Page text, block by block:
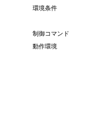
環境条件
制御コマンド
動作環境